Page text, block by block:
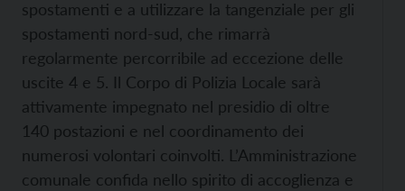
spostamenti e a utilizzare la tangenziale per gli
spostamenti nord-sud, che rimarrà
regolarmente percorribile ad eccezione delle
uscite 4 e 5. Il Corpo di Polizia Locale sarà
attivamente impegnato nel presidio di oltre
140 postazioni e nel coordinamento dei
numerosi volontari coinvolti. L’Amministrazione
comunale confida nello spirito di accoglienza e